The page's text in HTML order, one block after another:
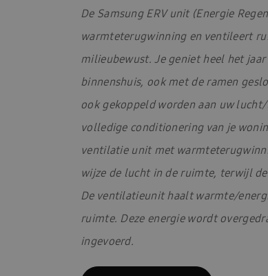
De Samsung ERV unit (Energie
warmteterugwinning en ventileert
milieubewust. Je geniet heel het
binnenshuis, ook met de ramen
ook gekoppeld worden aan uw
volledige conditionering van je
ventilatie unit met
wijze de lucht in de ruimte, terwijl
De ventilatieunit haalt warmte/
ruimte. Deze energie wordt
ingevoerd.